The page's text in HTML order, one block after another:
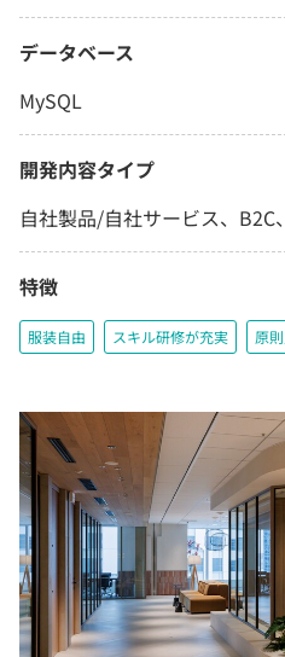
データベース
MySQL
開発内容タイプ
自社製品/自社サービス、B2C
特徴
服装自由 スキル研修が充実 原